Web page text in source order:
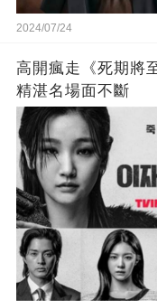
2024/07/24
高開瘋走《死期將
精湛名場面不斷